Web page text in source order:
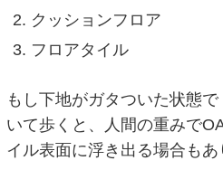
クッションフロア
フロアタイル
もし下地がガタついた状態
いて歩くと、人間の重みで
イル表面に浮き出る場合もあ